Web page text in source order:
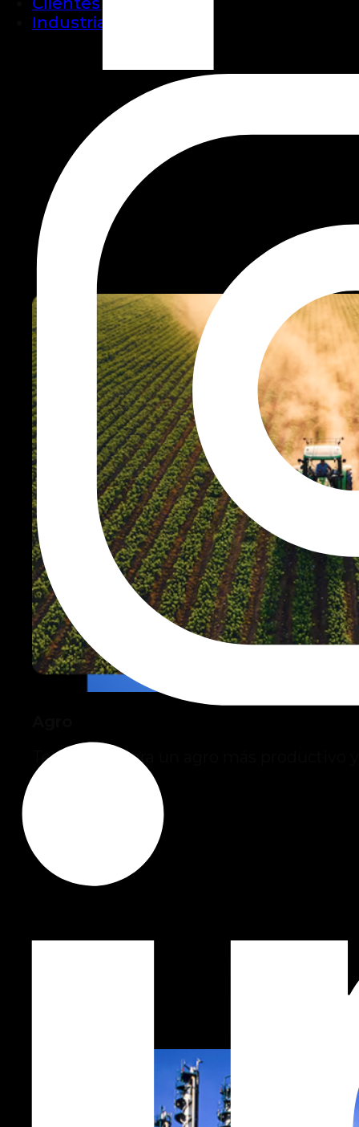
Industrias
Tecnología para un agro más productivo y
sostenible.